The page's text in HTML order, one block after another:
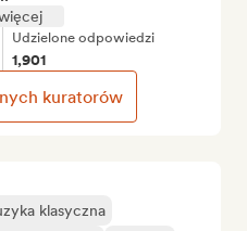
klasyczna
Udzielone odpowiedzi
1,901
kuratorów